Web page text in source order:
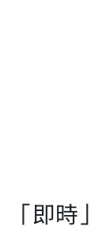
「即時」